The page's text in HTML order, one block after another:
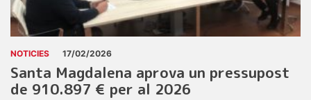
NOTICIES 17/02/2026
Santa Magdalena aprova un pressupost
de 910.897 € per al 2026